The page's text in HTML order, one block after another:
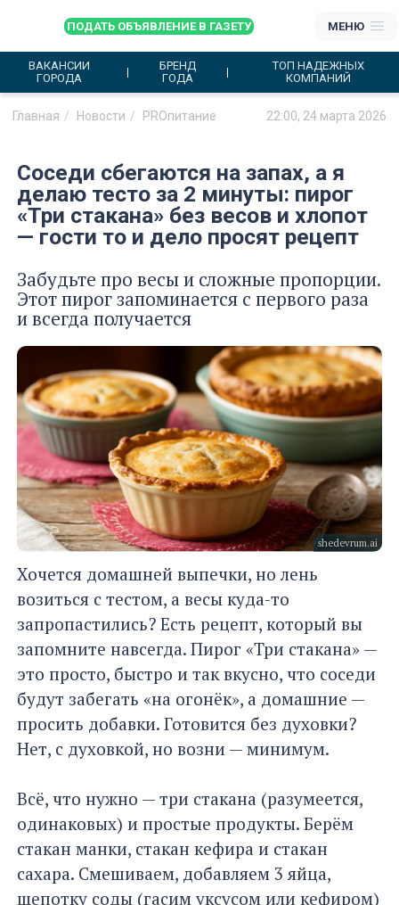
ПОДАТЬ ОБЪЯВЛЕНИЕ В ГАЗЕТУ МЕНЮ
ВАКАНСИИ
ГОРОДА
БРЕНД
ГОДА
ТОП НАДЕЖНЫХ
КОМПАНИЙ
Главная Новости PROпитание 22:00, 24 марта 2026
Соседи сбегаются на запах, а я
делаю тесто за 2 минуты: пирог
«Три стакана» без весов и хлопот
— гости то и дело просят рецепт
Забудьте про весы и сложные пропорции.
Этот пирог запоминается с первого раза
и всегда получается
shedevrum.ai
Хочется домашней выпечки, но лень
возиться с тестом, а весы куда-то
запропастились? Есть рецепт, который вы
запомните навсегда. Пирог «Три стакана» —
это просто, быстро и так вкусно, что соседи
будут забегать «на огонёк», а домашние —
просить добавки. Готовится без духовки?
Нет, с духовкой, но возни — минимум.
Всё, что нужно — три стакана (разумеется,
одинаковых) и простые продукты. Берём
стакан манки, стакан кефира и стакан
сахара. Смешиваем, добавляем 3 яйца,
щепотку соды (гасим уксусом или кефиром)